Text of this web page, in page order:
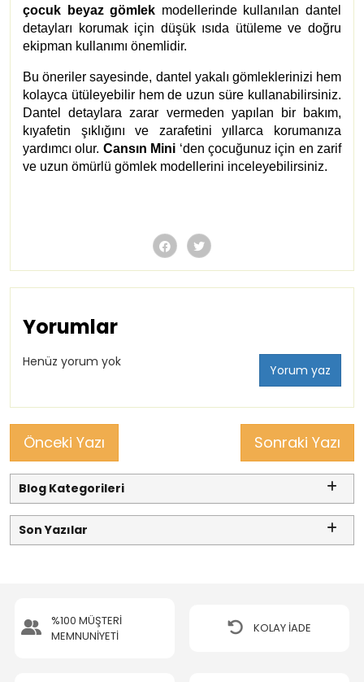
çocuk beyaz gömlek modellerinde kullanılan dantel
detayları korumak için düşük ısıda ütüleme ve doğru
ekipman kullanımı önemlidir.
Bu öneriler sayesinde, dantel yakalı gömleklerinizi hem
kolayca ütüleyebilir hem de uzun süre kullanabilirsiniz.
Dantel detaylara zarar vermeden yapılan bir bakım,
kıyafetin şıklığını ve zarafetini yıllarca korumanıza
yardımcı olur. Cansın Mini ‘den çocuğunuz için en zarif
ve uzun ömürlü gömlek modellerini inceleyebilirsiniz.
Yorumlar
Henüz yorum yok
Yorum yaz
Önceki Yazı Sonraki Yazı
Blog Kategorileri
Son Yazılar
%100 MÜŞTERİ
MEMNUNİYETİ
KOLAY İADE